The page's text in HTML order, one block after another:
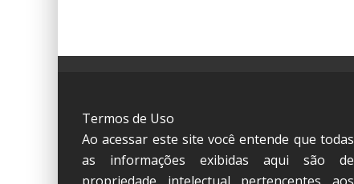
Termos de Uso
Ao acessar este site você entende que todas
as informações exibidas aqui são de